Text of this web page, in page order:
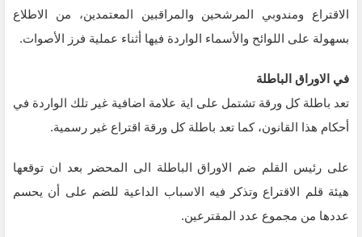
الاقتراع ومندوبي المرشحين والمراقبين المعتمدين، من الاطلاع
بسهولة على اللوائح والأسماء الواردة فيها أثناء عملية فرز الأصوات.
في الاوراق الباطلة
تعد باطلة كل ورقة تشتمل على اية علامة اضافية غير تلك الواردة في
أحكام هذا القانون، كما تعد باطلة كل ورقة اقتراع غير رسمية.
على رئيس القلم ضم الاوراق الباطلة الى المحضر بعد ان توقعها
هيئة قلم الاقتراع وتذكر فيه الاسباب الداعية للضم على أن يحسم
عددها من مجموع عدد المقترعين.